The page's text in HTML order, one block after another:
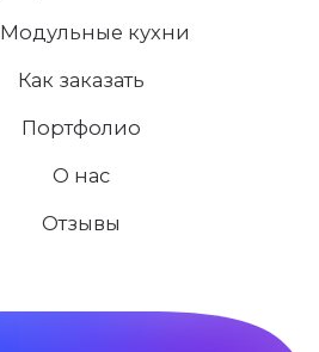
Модульные кухни
Как заказать
Портфолио
О нас
Отзывы